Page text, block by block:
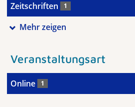
Zeitschriften 1
Mehr zeigen
Veranstaltungsart
Online 1